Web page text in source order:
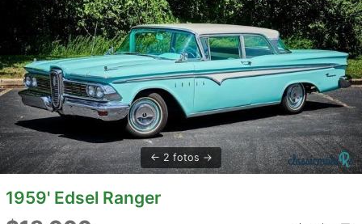
2 fotos
1959' Edsel Ranger